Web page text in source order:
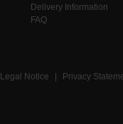
Delivery Information
FAQ
Legal Notice | Privacy